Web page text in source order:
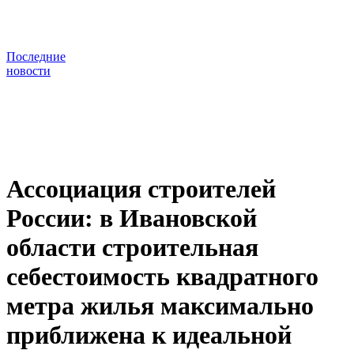
Последние
новости
Ассоциация строителей
России: в Ивановской
области строительная
себестоимость квадратного
метра жилья максимально
приближена к идеальной